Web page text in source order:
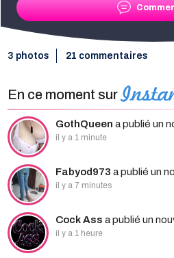
3 photos 21 commentaires
En ce moment sur
GothQueen a publié un
il y a 1 minute
Fabyod973 a publié un
il y a 7 minutes
Cock Ass a publié un
il y a 1 heure